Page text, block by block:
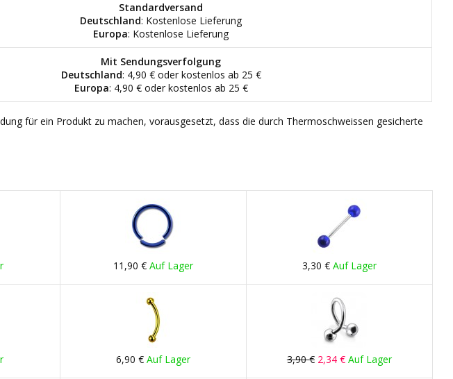
Standardversand
Deutschland: Kostenlose Lieferung
Europa: Kostenlose Lieferung
Mit Sendungsverfolgung
Deutschland: 4,90 € oder kostenlos ab 25 €
Europa: 4,90 € oder kostenlos ab 25 €
für ein Produkt zu machen, vorausgesetzt, dass die durch Thermoschweissen gesicherte
11,90 € Auf Lager 3,30 € Auf Lager
6,90 € Auf Lager 3,90 € 2,34 € Auf Lager